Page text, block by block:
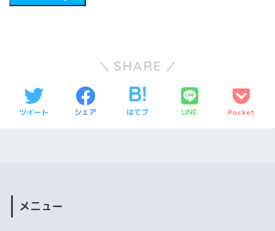
SHARE
ツイート シェア はてブ LINE Pocket
メニュー